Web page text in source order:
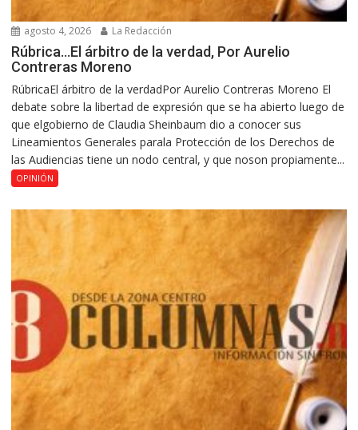
agosto 4, 2026 La Redacción
Rúbrica…El árbitro de la verdad, Por Aurelio
Contreras Moreno
RúbricaEl árbitro de la verdadPor Aurelio Contreras Moreno El
debate sobre la libertad de expresión que se ha abierto luego de
que elgobierno de Claudia Sheinbaum dio a conocer sus
Lineamientos Generales parala Protección de los Derechos de
las Audiencias tiene un nodo central, y que noson propiamente...
OPINIÓN